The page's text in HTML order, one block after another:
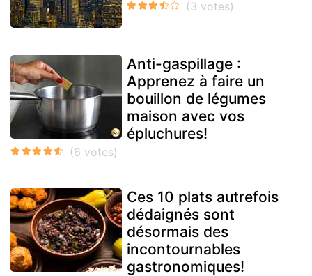
Anti-gaspillage :
Apprenez à faire un
bouillon de légumes
maison avec vos
épluchures!
Ces 10 plats autrefois
dédaignés sont
désormais des
incontournables
gastronomiques!